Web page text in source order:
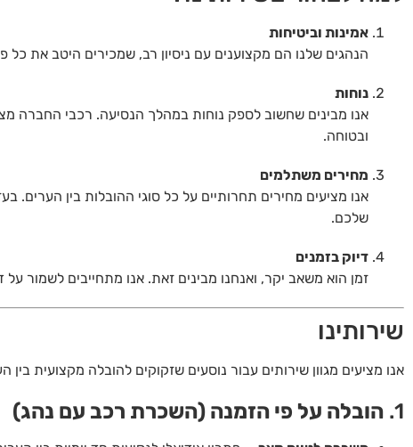
אמינות וביטיחות
הנהגים שלנו הם מקצוענים עם ניסיון רב, שמכירים היטב את
נוחות
ובטוחה.
מחירים משתלמים
אנו מציעים מחירים תחרותיים על כל סוגי ההובלות בין
שלכם.
דיוק בזמנים
זמן הוא משאב יקר, ואנחנו מבינים זאת. אנו מתחייבים לשמור
שירותינו
אנו מציעים מגוון שירותים עבור נוסעים שזקוקים להובלה מקצועית בין
1. הובלה על פי הזמנה (השכרת רכב עם נהג)